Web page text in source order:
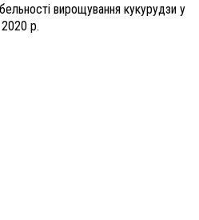
вирощування кукурудзи у
2020 р.